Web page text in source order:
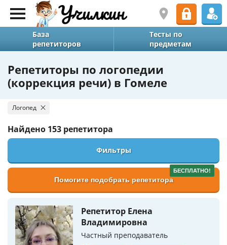
База
репетиторов
Тесты по
предметам
Репетиторы по логопедии
(коррекция речи) в Гомеле
Логопед
Найдено 153 репетитора
Фильтры
БЕСПЛАТНО!
Помогите подобрать репетитора
Репетитор Елена
Владимировна
Частный преподаватель